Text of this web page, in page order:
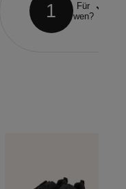
1
Für
wen?